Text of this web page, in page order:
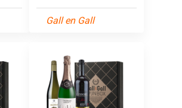
Gall en Gall